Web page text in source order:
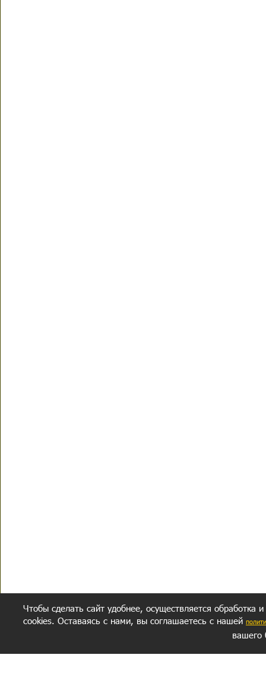
Чтобы сделать сайт удобнее, осуществляется обработка
cookies. Оставаясь с нами, вы соглашаетесь с нашей
вашего